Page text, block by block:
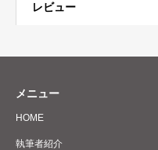
レビュー
メニュー
HOME
執筆者紹介